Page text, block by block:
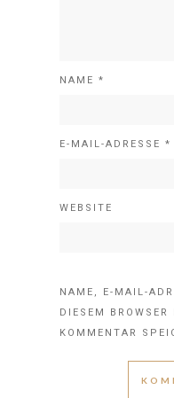
NAME *
E-MAIL-ADRESSE *
WEBSITE
NAME, E-MAIL-
DIESEM
KOMMENTAR